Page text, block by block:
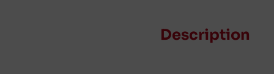
Description